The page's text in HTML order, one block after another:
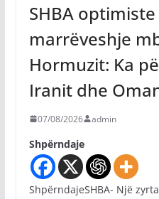
SHBA
marrëveshje
Hormuzit: Ka
Iranit dhe
07/08/2026 admin
Shpërndaje
ShpërndajeSHBA- Një